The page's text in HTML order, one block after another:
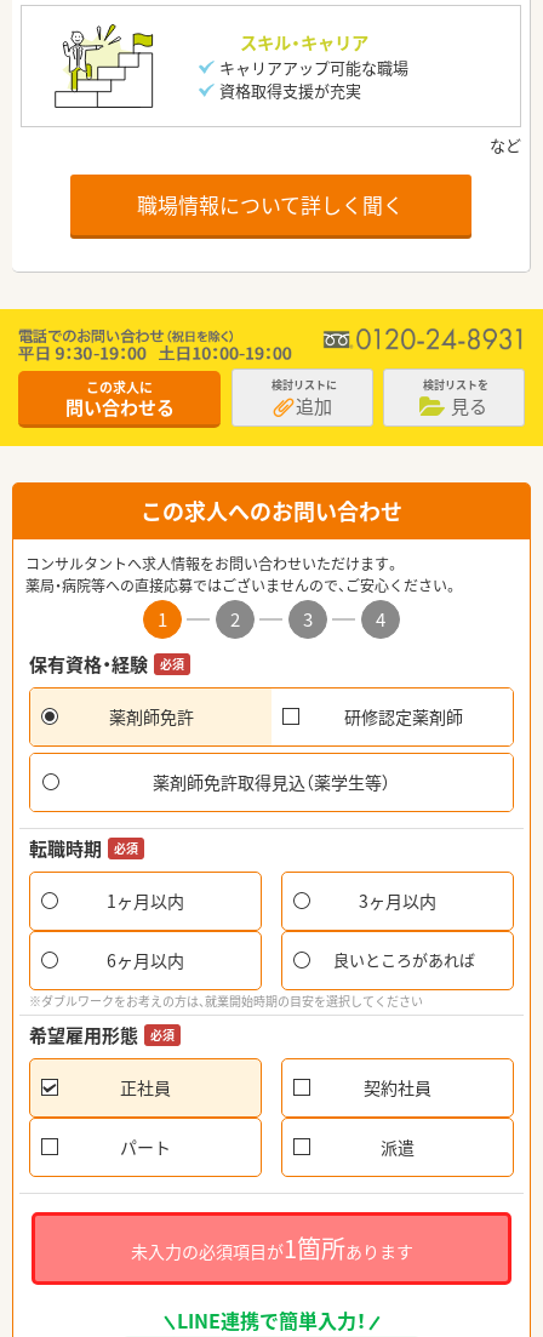
スキル・キャリア
キャリアアップ可能な職場
資格取得支援が充実
職場情報について詳しく聞く
この求人に
問い合わせる
検討リストに
追加
検討リストを
見る
この求人へのお問い合わせ
コンサルタントへ求人情報をお問い合わせいただけます。
薬局・病院等への直接応募ではございませんので、ご安心ください。
1 2 3
4
保有資格・経験
必須
薬剤師免許 研修認定薬剤師
薬剤師免許取得見込（薬学生等）
転職時期 必須
1ヶ月以内 3ヶ月以内
6ヶ月以内 良いところがあれば
※ダブルワークをお考えの方は、就業開始時期の目安を選択してください
希望雇用形態 必須
正社員 契約社員
パート 派遣
未入力の必須項目が1箇所あります
LINE連携で簡単入力！